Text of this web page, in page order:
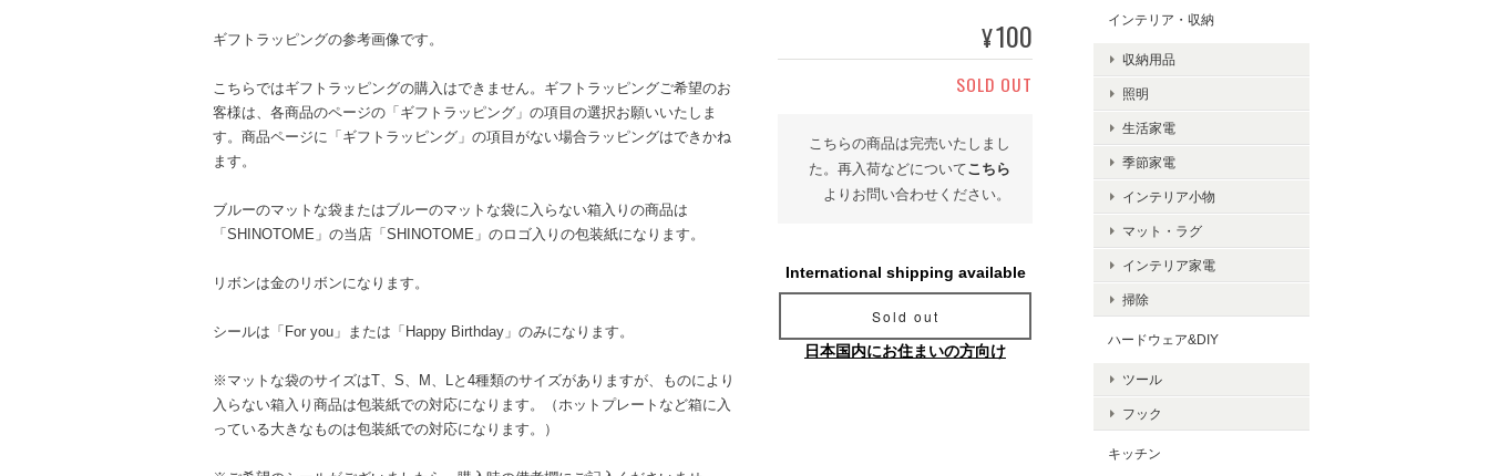
ギフトラッピングの参考画像です。
こちらではギフトラッピングの購入はできません。ギフトラッピングご希望のお
客様は、各商品のページの「ギフトラッピング」の項目の選択お願いいたしま
す。商品ページに「ギフトラッピング」の項目がない場合ラッピングはできかね
ます。
ブルーのマットな袋またはブルーのマットな袋に入らない箱入りの商品は
「SHINOTOME」の当店「SHINOTOME」のロゴ入りの包装紙になります。
リボンは金のリボンになります。
シールは「For you」または「Happy Birthday」のみになります。
※マットな袋のサイズはT、S、M、Lと4種類のサイズがありますが、ものにより
入らない箱入り商品は包装紙での対応になります。（ホットプレートなど箱に入
っている大きなものは包装紙での対応になります。）
¥100
SOLD OUT
こちらの商品は完売いたしまし
た。再入荷などについてこちら
よりお問い合わせください。
International shipping available
Sold out
日本国内にお住まいの方向け
インテリア・収納
収納用品
照明
生活家電
季節家電
インテリア小物
マット・ラグ
インテリア家電
掃除
ハードウェア&DIY
ツール
フック
キッチン